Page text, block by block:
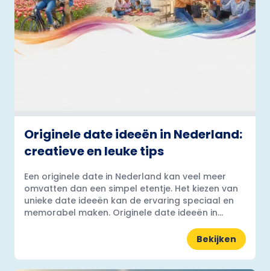
Originele date ideeën in Nederland:
creatieve en leuke tips
Een originele date in Nederland kan veel meer
omvatten dan een simpel etentje. Het kiezen van
unieke date ideeën kan de ervaring speciaal en
memorabel maken. Originele date ideeën in...
Bekijken